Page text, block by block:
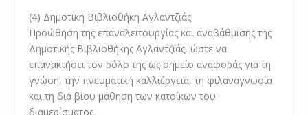
(4) Δημοτική Βιβλιοθήκη Αγλαντζιάς
Προώθηση της επαναλειτουργίας και αναβάθμισης της
Δημοτικής Βιβλιοθήκης Αγλαντζιάς, ώστε να
επανακτήσει τον ρόλο της ως σημείο αναφοράς για τη
γνώση, την πνευματική καλλιέργεια, τη φιλαναγνωσία
και τη διά βίου μάθηση των κατοίκων του
διαμερίσματος.